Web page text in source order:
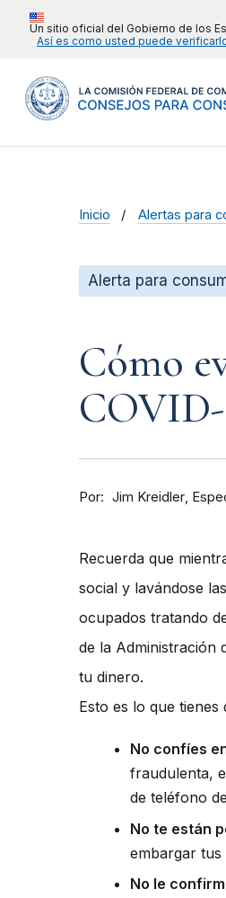
Un sitio oficial del Gobierno de los
Así es como usted puede
Inicio Alertas para
Alerta para
Cómo
Por Jim Kreidler
Recuerda que
social y lavándose
ocupados tratando
de la Administración
tu dinero.
Esto es lo que tienes
No confíes
fraudulenta,
de teléfono
No te están
embargar tus
No le